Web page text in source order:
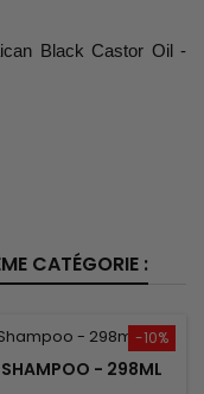
Black Castor Oil -
CATÉGORIE :
-10%
SHAMPOO - 298ML